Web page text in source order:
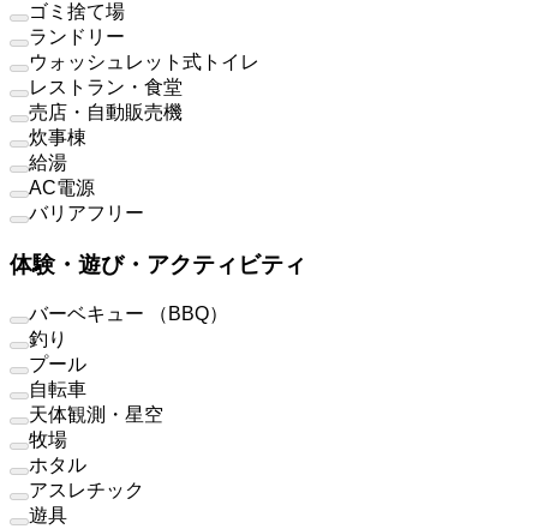
ゴミ捨て場
ランドリー
ウォッシュレット式トイレ
レストラン・食堂
売店・自動販売機
炊事棟
給湯
AC電源
バリアフリー
体験・遊び・アクティビティ
バーベキュー （BBQ）
釣り
プール
自転車
天体観測・星空
牧場
ホタル
アスレチック
遊具